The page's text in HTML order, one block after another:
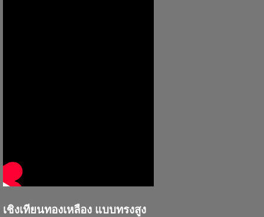
เชิงเทียนทองเหลือง แบบทรงสูง